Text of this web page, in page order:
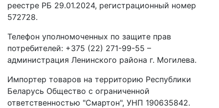
реестре РБ 29.01.2024, регистрационный номер
572728.
Телефон уполномоченных по защите прав
потребителей: +375 (22) 271-99-55 –
администрация Ленинского района г. Могилева.
Импортер товаров на территорию Республики
Беларусь Общество с ограниченной
ответственностью "Смартон", УНП 190635842.